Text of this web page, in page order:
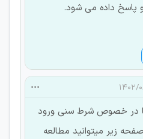
پاسخ داده می شود.
در خصوص شرط سنی ورود
زیر میتوانید مطالعه